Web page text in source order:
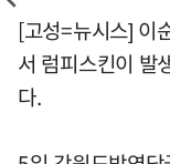
[고성=뉴시스] 이
서 럼피스킨이 발
다.